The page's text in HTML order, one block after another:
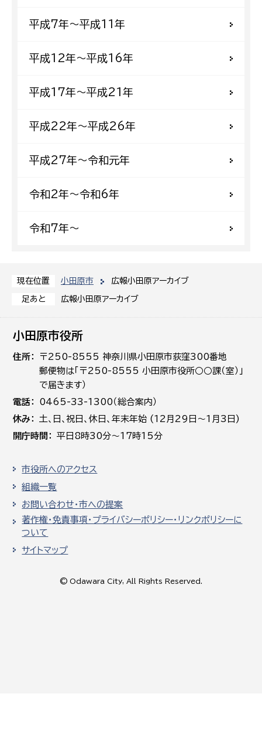
現在位置 小田原市 広報小田原アーカイブ
足あと 広報小田原アーカイブ
平成7年〜平成11年
平成12年〜平成16年
平成17年〜平成21年
平成22年〜平成26年
平成27年〜令和元年
令和2年〜令和6年
令和7年〜
小田原市役所
住所
〒250-8555 神奈川県小田原市荻窪300番地
郵便物は「〒250-8555 小田原市役所○○課（室）」
で届きます）
電話
0465-33-1300（総合案内）
休み
土､日､祝日、休日、年末年始 (12月29日～1月3日)
開庁時間
平日8時30分～17時15分
市役所へのアクセス
組織一覧
お問い合わせ・市への提案
著作権・免責事項・プライバシーポリシー・リンクポリシーに
ついて
サイトマップ
© Odawara City, All Rights Reserved.